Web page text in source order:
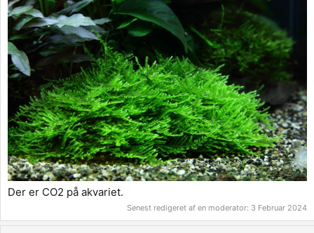
Der er CO2 på akvariet.
Senest redigeret af en moderator: 3 Februar 2024